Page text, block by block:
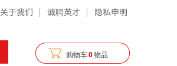
关于我们 诚聘英才 隐私申明
购物车0物品